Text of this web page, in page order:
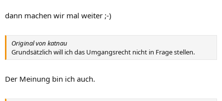
dann machen wir mal weiter ;-)
Original von katnau
Grundsätzlich will ich das Umgangsrecht nicht in Frage stellen.
Der Meinung bin ich auch.